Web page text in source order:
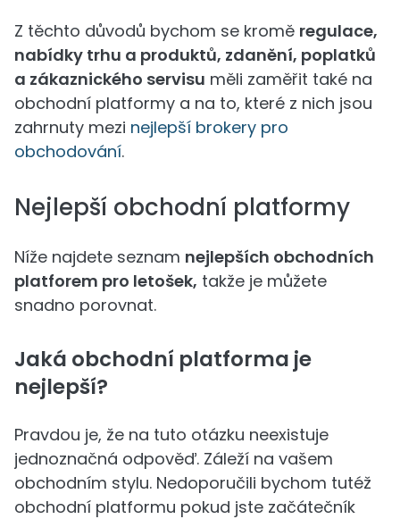
Z těchto důvodů bychom se kromě regulace,
nabídky trhu a produktů, zdanění, poplatků
a zákaznického servisu měli zaměřit také na
obchodní platformy a na to, které z nich jsou
zahrnuty mezi nejlepší brokery pro
obchodování.
Nejlepší obchodní platformy
Níže najdete seznam nejlepších obchodních
platforem pro letošek, takže je můžete
snadno porovnat.
Jaká obchodní platforma je
nejlepší?
Pravdou je, že na tuto otázku neexistuje
jednoznačná odpověď. Záleží na vašem
obchodním stylu. Nedoporučili bychom tutéž
obchodní platformu pokud jste začátečník